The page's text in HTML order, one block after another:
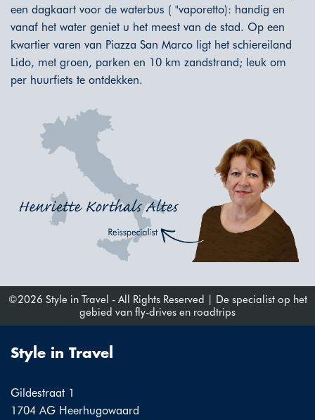
een dagkaart voor de waterbus ( "vaporetto): handig en
vanaf het water geniet u het meest van de stad. Op een
kwartier varen van Piazza San Marco ligt het schiereiland
Lido, met groen, parken en 10 km zandstrand; leuk om
per huurfiets te ontdekken.
©2026 Style in Travel - All Rights Reserved | De specialist op het
gebied van fly-drives en roadtrips
Style in Travel
Gildestraat 1
1704 AG Heerhugowaard